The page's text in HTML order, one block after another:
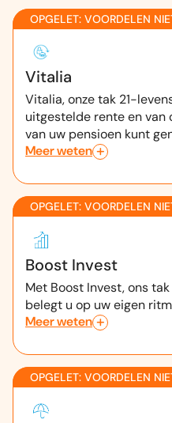
OPGELET: VOORDELEN
Vitalia
Vitalia, onze tak 21-
uitgestelde rente en van
van uw pensioen kunt
Meer weten
OPGELET: VOORDELEN
Boost Invest
Met Boost Invest, ons
belegt u op uw eigen
Meer weten
OPGELET: VOORDELEN